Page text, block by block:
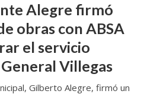
Alegre firmó
obras con ABSA
el servicio
Villegas
Gilberto Alegre, firmó un